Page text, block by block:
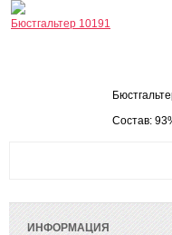
Бюстгальтер 10191
Состав:
ИНФОРМАЦИЯ